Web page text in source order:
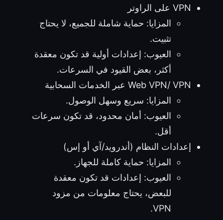
VPN على الراوتر
المزايا: حماية شاملة للجميع، لا يحتاج
تثبيت.
العيوب: إعدادات أولية قد تكون معقدة
أكثر، بعض القيود في السرعات.
Web VPN/ VPN عبر الخدمات السحابية
المزايا: سريع وسهل الوصول.
العيوب: أمان محدود، قد تكون سرعات
أقل.
إعدادات النظام (أندرويد/آي أو إس)
المزايا: حماية كاملة للجهاز.
العيوب: إعدادات قد تكون معقدة
للبعض، يحتاج معلومات من مزود
VPN.